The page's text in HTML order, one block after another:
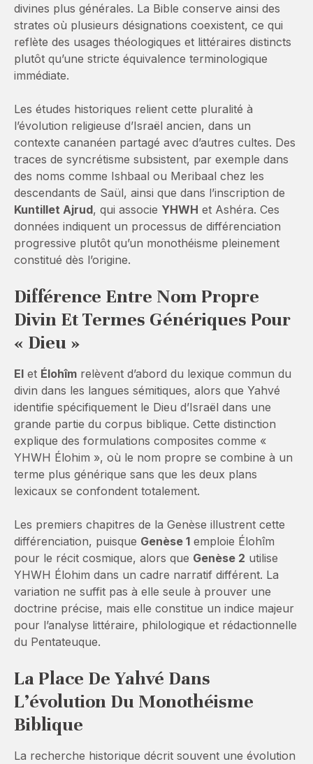
divines plus générales. La Bible conserve ainsi des
strates où plusieurs désignations coexistent, ce qui
reflète des usages théologiques et littéraires distincts
plutôt qu’une stricte équivalence terminologique
immédiate.
Les études historiques relient cette pluralité à
l’évolution religieuse d’Israël ancien, dans un
contexte cananéen partagé avec d’autres cultes. Des
traces de syncrétisme subsistent, par exemple dans
des noms comme Ishbaal ou Meribaal chez les
descendants de Saül, ainsi que dans l’inscription de
Kuntillet Ajrud, qui associe YHWH et Ashéra. Ces
données indiquent un processus de différenciation
progressive plutôt qu’un monothéisme pleinement
constitué dès l’origine.
Différence Entre Nom Propre
Divin Et Termes Génériques Pour
« Dieu »
El et Élohîm relèvent d’abord du lexique commun du
divin dans les langues sémitiques, alors que Yahvé
identifie spécifiquement le Dieu d’Israël dans une
grande partie du corpus biblique. Cette distinction
explique des formulations composites comme «
YHWH Élohim », où le nom propre se combine à un
terme plus générique sans que les deux plans
lexicaux se confondent totalement.
Les premiers chapitres de la Genèse illustrent cette
différenciation, puisque Genèse 1 emploie Élohîm
pour le récit cosmique, alors que Genèse 2 utilise
YHWH Élohim dans un cadre narratif différent. La
variation ne suffit pas à elle seule à prouver une
doctrine précise, mais elle constitue un indice majeur
pour l’analyse littéraire, philologique et rédactionnelle
du Pentateuque.
La Place De Yahvé Dans
L’évolution Du Monothéisme
Biblique
La recherche historique décrit souvent une évolution